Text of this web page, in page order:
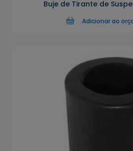
Buje de Tirante de
Adicionar ao